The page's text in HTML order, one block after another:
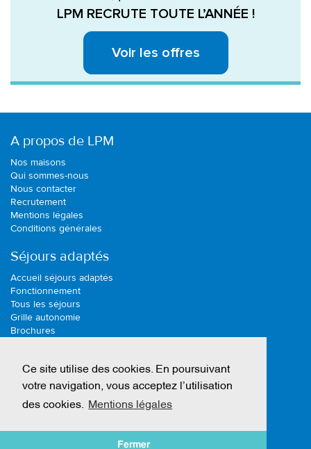
Ce site utilise des cookies. En poursuivant
votre navigation, vous acceptez l’utilisation
des cookies. Mentions légales
Fermer
LPM RECRUTE TOUTE L’ANNÉE !
Voir les offres
A propos de LPM
Nos maisons
Qui sommes-nous
Nous contacter
Recrutement
Mentions légales
Conditions générales
Séjours adaptés
Accueil séjours adaptés
Fonctionnement
Tous les séjours
Grille autonomie
Brochures
Séjours adaptés
Été 2026
Séjours adaptés été autonomie A
Séjours adaptés été autonomie C